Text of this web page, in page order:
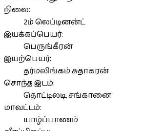
நிலை:
2ம் லெப்டினன்ட்
இயக்கப்பெயர்:
பெருங்கீரன்
இயற்பெயர்:
தர்மலிங்கம் சுதாகரன்
சொந்த இடம்:
தொட்டிலடி, சங்கானை
மாவட்டம்:
யாழ்ப்பாணம்